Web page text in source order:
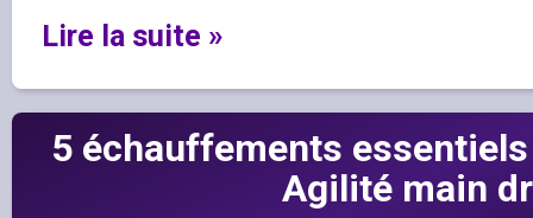
Lire la suite »
5 échauffements
Agilité main